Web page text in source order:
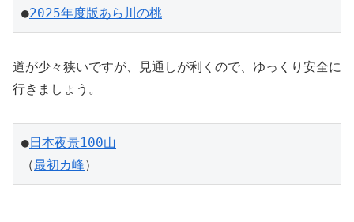
●2025年度版あら川の桃
道が少々狭いですが、見通しが利くので、ゆっくり安全に
行きましょう。
●日本夜景100山
（最初カ峰）